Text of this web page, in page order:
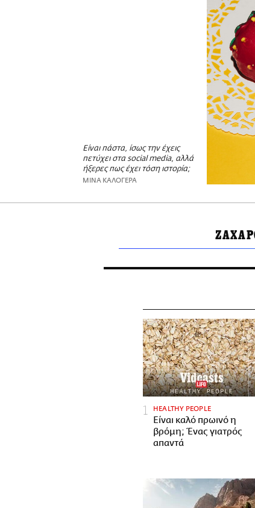
Είναι πάστα, ίσως την έχεις
πετύχει στα social media, αλλά
ήξερες πως έχει τόση ιστορία;
ΜΙΝΑ ΚΑΛΟΓΕΡΑ
HEALTHY PEOPLE
Είναι καλό πρωινό η
βρόμη; Ένας γιατρός
απαντά